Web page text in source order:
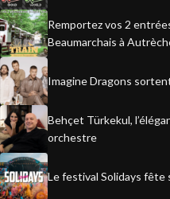
Remportez vos 2
Beaumarchais à
Imagine Dragons
Behçet Türkekul,
orchestre
Le festival Solidays fête